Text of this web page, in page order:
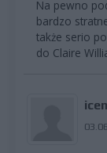
Na pewno
bardzo
także serio
do Claire